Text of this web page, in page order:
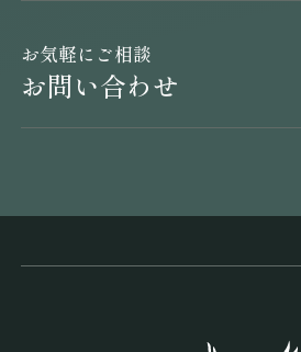
お気軽にご相談
お問い合わせ